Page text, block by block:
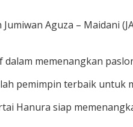
Aguza – Maidani
memenangkan
pemimpin terbaik untuk
Hanura siap